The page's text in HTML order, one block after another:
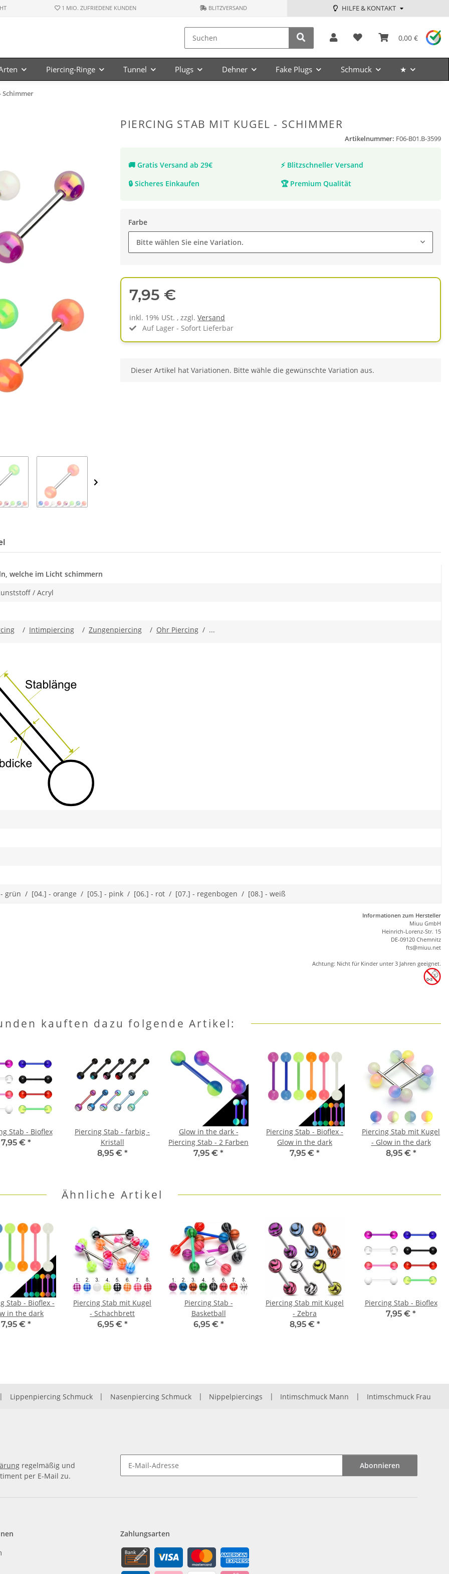
1 MIO. ZUFRIEDENE KUNDEN BLITZVERSAND HILFE & KONTAKT
0,00 €
Piercing-Ringe Tunnel Plugs Dehner Fake Plugs Schmuck ★
Schimmer
PIERCING STAB MIT KUGEL - SCHIMMER
Artikelnummer: F06-B01.B-3599
🚚 Gratis Versand ab 29€ ⚡ Blitzschneller Versand
🔒 Sicheres Einkaufen 🏆 Premium Qualität
Farbe
Bitte wählen Sie eine Variation.
7,95 €
inkl. 19% USt. , zzgl. Versand
Auf Lager - Sofort Lieferbar
x
Dieser Artikel hat Variationen. Bitte wähle die gewünschte Variation aus.
welche im Licht schimmern
/ Acryl
/ Intimpiercing / Zungenpiercing / Ohr Piercing / ...
grün / [04.] - orange / [05.] - pink / [06.] - rot / [07.] - regenbogen / [08.] - weiß
Informationen zum Hersteller
Miuu GmbH
Heinrich-Lorenz-Str. 15
DE-09120 Chemnitz
fts@miuu.net
Achtung: Nicht für Kinder unter 3 Jahren geeignet.
kauften dazu folgende Artikel:
Stab - Bioflex
7,95 € *
Piercing Stab - farbig -
Kristall
8,95 € *
Glow in the dark -
Piercing Stab - 2 Farben
7,95 € *
Piercing Stab - Bioflex -
Glow in the dark
7,95 € *
Piercing Stab mit Kugel
- Glow in the dark
8,95 € *
Ähnliche Artikel
Stab - Bioflex -
in the dark
7,95 € *
Piercing Stab mit Kugel
- Schachbrett
6,95 € *
Piercing Stab -
Basketball
6,95 € *
Piercing Stab mit Kugel
- Zebra
8,95 € *
Piercing Stab - Bioflex
7,95 € *
Lippenpiercing Schmuck | Nasenpiercing Schmuck | Nippelpiercings | Intimschmuck Mann | Intimschmuck Frau
regelmäßig und
per E-Mail zu.
Abonnieren
Zahlungsarten